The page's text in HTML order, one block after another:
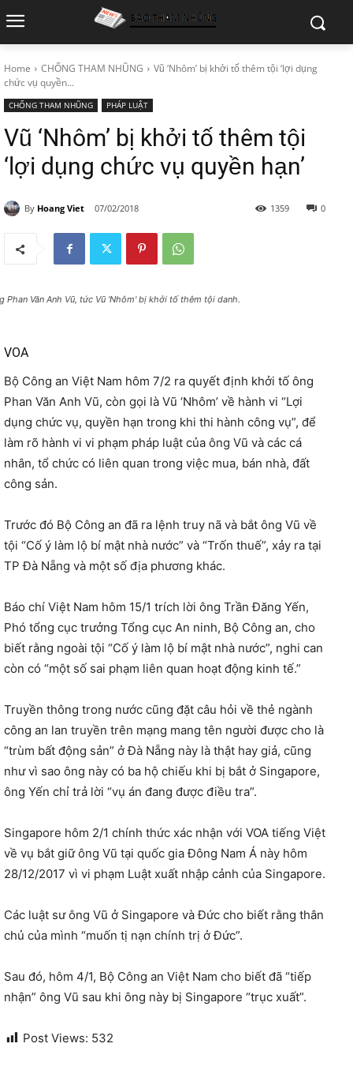
Home CHỐNG THAM NHŨNG
Vũ ‘Nhôm’ bị khởi tố thêm tội ‘lợi dụng
chức vụ quyền...
CHỐNG THAM NHŨNG PHÁP LUẬT
Vũ ‘Nhôm’ bị khởi tố thêm tội
‘lợi dụng chức vụ quyền hạn’
By Hoang Viet 07/02/2018 0
1359
Phan Văn Anh Vũ, tức Vũ 'Nhôm' bị khởi tố thêm tội danh.
VOA
Bộ Công an Việt Nam hôm 7/2 ra quyết định khởi tố ông
Phan Văn Anh Vũ, còn gọi là Vũ ‘Nhôm’ về hành vi “Lợi
dụng chức vụ, quyền hạn trong khi thi hành công vụ”, để
làm rõ hành vi vi phạm pháp luật của ông Vũ và các cá
nhân, tổ chức có liên quan trong việc mua, bán nhà, đất
công sản.
Trước đó Bộ Công an đã ra lệnh truy nã và bắt ông Vũ về
tội “Cố ý làm lộ bí mật nhà nước” và “Trốn thuế”, xảy ra tại
TP Đà Nẵng và một số địa phương khác.
Báo chí Việt Nam hôm 15/1 trích lời ông Trần Đăng Yến,
Phó tổng cục trưởng Tổng cục An ninh, Bộ Công an, cho
biết rằng ngoài tội “Cố ý làm lộ bí mật nhà nước”, nghi can
còn có “một số sai phạm liên quan hoạt động kinh tế.”
Truyền thông trong nước cũng đặt câu hỏi về thẻ ngành
công an lan truyền trên mạng mang tên người được cho là
“trùm bất động sản” ở Đà Nẵng này là thật hay giả, cũng
như vì sao ông này có ba hộ chiếu khi bị bắt ở Singapore,
ông Yến chỉ trả lời “vụ án đang được điều tra”.
Singapore hôm 2/1 chính thức xác nhận với VOA tiếng Việt
về vụ bắt giữ ông Vũ tại quốc gia Đông Nam Á này hôm
28/12/2017 vì vi phạm Luật xuất nhập cảnh của Singapore.
Các luật sư ông Vũ ở Singapore và Đức cho biết rằng thân
chủ của mình “muốn tị nạn chính trị ở Đức”.
Sau đó, hôm 4/1, Bộ Công an Việt Nam cho biết đã “tiếp
nhận” ông Vũ sau khi ông này bị Singapore “trục xuất”.
Post Views: 532